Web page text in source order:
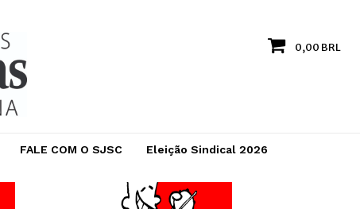
0,00 BRL
FALE COM O SJSC Eleição Sindical 2026